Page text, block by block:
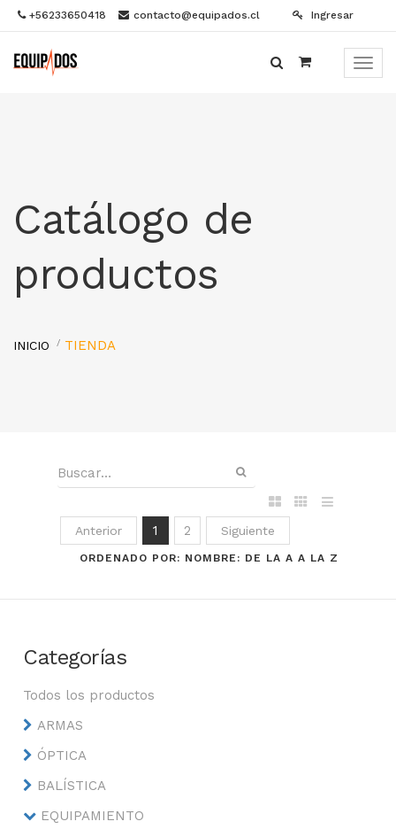
+56233650418 contacto@equipados.cl Ingresar
Menú
Catálogo de
productos
INICIO TIENDA
Anterior 1 2 Siguiente
ORDENADO POR: NOMBRE: DE LA A A LA Z
Categorías
Todos los productos
ARMAS
ÓPTICA
BALÍSTICA
EQUIPAMIENTO